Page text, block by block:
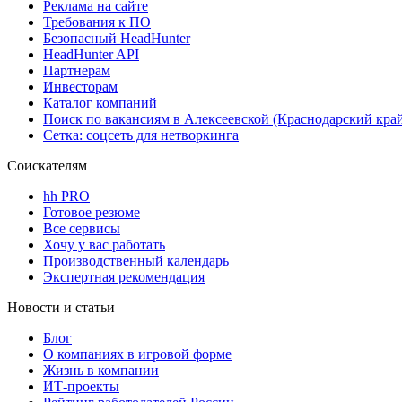
Реклама на сайте
Требования к ПО
Безопасный HeadHunter
HeadHunter API
Партнерам
Инвесторам
Каталог компаний
Поиск по вакансиям в Алексеевской (Краснодарский
Сетка: соцсеть для нетворкинга
Соискателям
hh PRO
Готовое резюме
Все сервисы
Хочу у вас работать
Производственный календарь
Экспертная рекомендация
Новости и статьи
Блог
О компаниях в игровой форме
Жизнь в компании
ИТ-проекты